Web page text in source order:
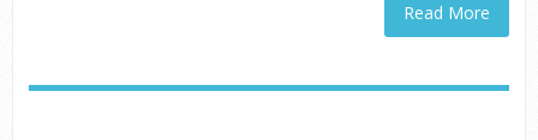
Read More